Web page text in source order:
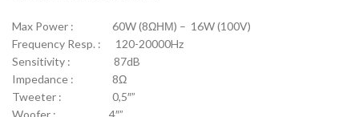
Max Power : 60W (8ΩΗΜ) – 16W (100V)
Frequency Resp. : 120-20000Hz
Sensitivity : 87dB
Impedance : 8Ω
Tweeter : 0,5″”
Woofer : 4″”